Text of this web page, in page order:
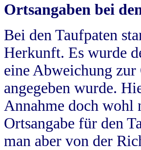
Ortsangaben bei
Bei den Taufpaten
Herkunft. Es wurde
eine Abweichung
angegeben wurde.
Annahme doch
Ortsangabe für den
man aber von der